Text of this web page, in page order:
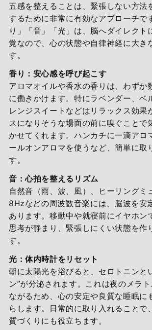
五感を整えることは、緊張しない方法
するために非常に有効なアプローチで
り」「音」「光」は、脳へダイレクト
覚なので、心の状態や自律神経に大き
す。
香り：安心感を呼び起こす
アロマオイルや香水の香りは、わずか
に働きかけます。特にラベンダー、ベ
レンジスイートなどはリラックス効果
スになりそうな場面の前に嗅ぐことで
かせてくれます。ハンカチに一滴アロ
ールオンアロマを使うなど、簡単に取
す。
音：心拍を整えるリズム
自然音（雨、波、風）、ヒーリングミ
8Hzなどの周波数音楽には、脳波を安
あります。移動中や就寝前にイヤホン
思考が静まり、緊張しにくい状態を作
す。
光：体内時計をリセット
朝に太陽光を浴びると、セロトニンと
ン”が分泌されます。これは夜のメラ
ながるため、心の安定や良質な睡眠に
らします。日常的に取り入れることで
質づくりにも役立ちます。